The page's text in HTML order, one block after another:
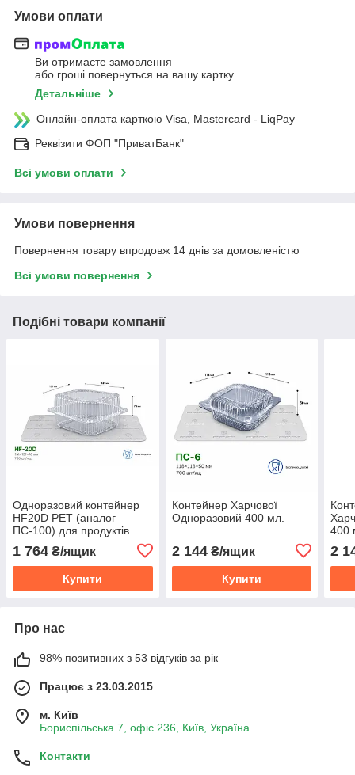
Умови оплати
Ви отримаєте замовлення
або гроші повернуться на вашу картку
Детальніше
Онлайн-оплата карткою Visa, Mastercard - LiqPay
Реквізити ФОП "ПриватБанк"
Всі умови оплати
Умови повернення
Повернення товару впродовж 14 днів за домовленістю
Всі умови повернення
Подібні товари компанії
Одноразовий контейнер
HF20D PET (аналог
ПС-100) для продуктів
харчування 135х130х77
мм. 910 мл.
1 764 ₴/ящик
Купити
Контейнер Харчової
Одноразовий 400 мл.
2 144₴/ящик
Купити
400
2
Про нас
98% позитивних з 53 відгуків за рік
Працює з 23.03.2015
м. Київ
Бориспільська 7, офіс 236, Київ, Україна
Контакти